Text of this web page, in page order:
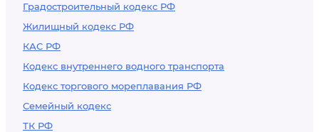
Градостроительный кодекс РФ
Жилищный кодекс РФ
КАС РФ
Кодекс внутреннего водного транспорта
Кодекс торгового мореплавания РФ
Семейный кодекс
ТК РФ